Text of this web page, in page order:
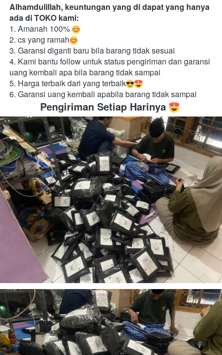
Alhamdulillah, keuntungan yang di dapat yang hanya
ada di TOKO kami:
1. Amanah 100%
2. cs yang ramah
3. Garansi diganti baru bila barang tidak sesuai
4. Kami bantu follow untuk status pengiriman dan garansi
uang kembali apa bila barang tidak sampai
5. Harga terbaik dari yang terbaik
6. Garansi uang kembali apabila barang tidak sampai
Pengiriman Setiap Harinya